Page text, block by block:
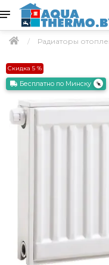
Радиаторы
Скидка 5 %
Бесплатно по Минску